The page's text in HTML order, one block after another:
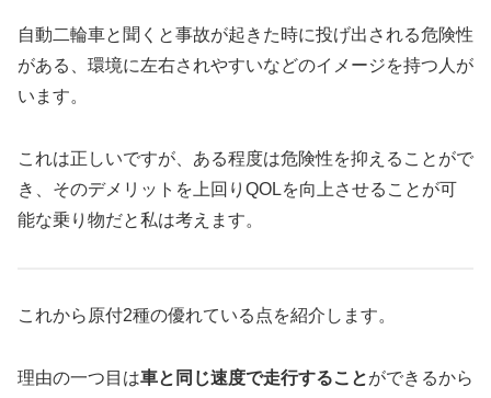
自動二輪車と聞くと事故が起きた時に投げ出される危険性
がある、環境に左右されやすいなどのイメージを持つ人が
います。
これは正しいですが、ある程度は危険性を抑えることがで
き、そのデメリットを上回りQOLを向上させることが可
能な乗り物だと私は考えます。
これから原付2種の優れている点を紹介します。
理由の一つ目は車と同じ速度で走行することができるから